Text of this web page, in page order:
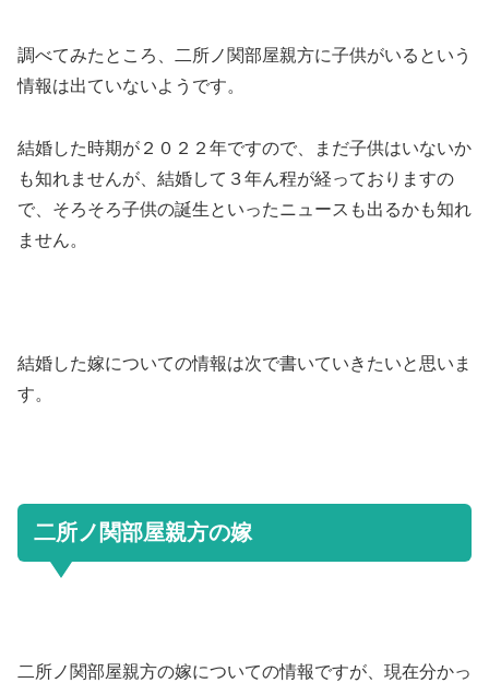
調べてみたところ、二所ノ関部屋親方に子供がいるという
情報は出ていないようです。
結婚した時期が２０２２年ですので、まだ子供はいないか
も知れませんが、結婚して３年ん程が経っておりますの
で、そろそろ子供の誕生といったニュースも出るかも知れ
ません。
結婚した嫁についての情報は次で書いていきたいと思いま
す。
二所ノ関部屋親方の嫁
二所ノ関部屋親方の嫁についての情報ですが、現在分かっ